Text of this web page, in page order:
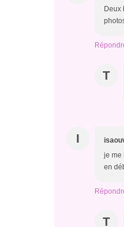
Deux
T
I
je me
en
T